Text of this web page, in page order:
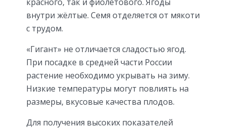
внутри жёлтые. Семя отделяется от мякоти
с трудом.
«Гигант» не отличается сладостью ягод.
При посадке в средней части России
растение необходимо укрывать на зиму.
Низкие температуры могут повлиять на
размеры, вкусовые качества плодов.
Для получения высоких показателей